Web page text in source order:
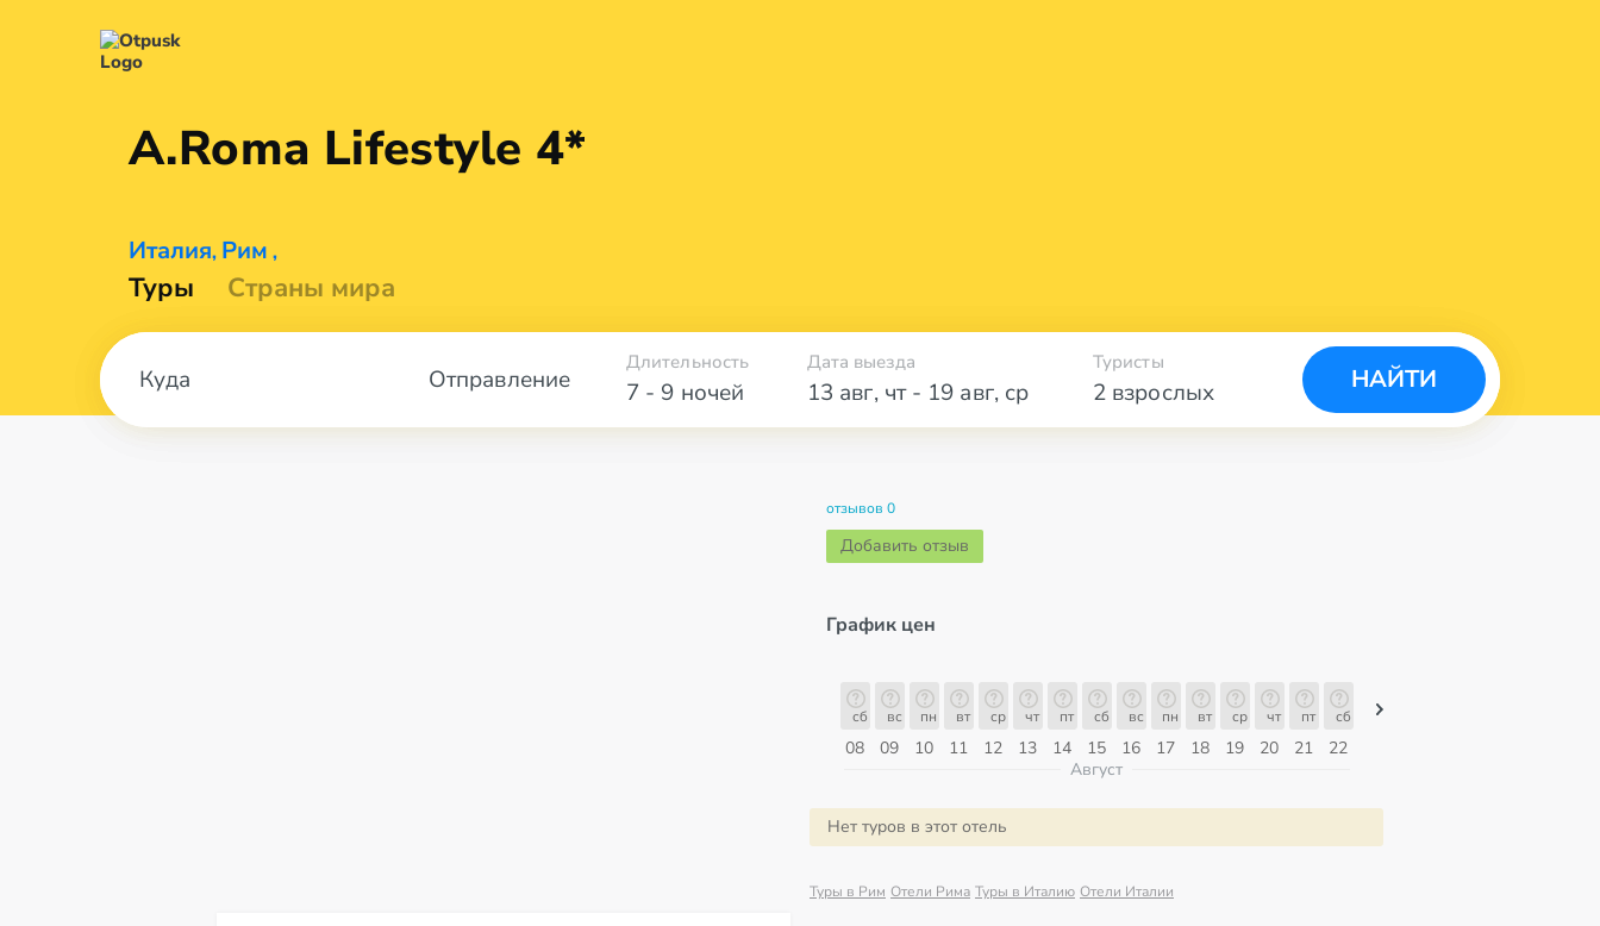
A.Roma Lifestyle 4*
Италия, Рим ,
Туры Страны мира
Отправление 7 - 9 ночей
Длительность Дата выезда
13 авг, чт- 19 авг, ср 2 взрослых
Туристы
НАЙТИ
отзывов 0
Добавить отзыв
График цен
08
сб
09
вс
10
пн
11
вт
12
ср
13
чт
14
пт
15
сб
16
вс
17
пн
18
вт
19
ср
20
чт
21
пт
22
сб
Август
Нет туров в этот отель
Туры в Рим Отели Рима Туры в Италию Отели Италии